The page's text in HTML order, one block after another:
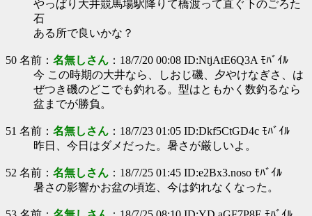
やっぱり大井競馬場駅降りて橋渡って直ぐ下のごろた
石
ある所で良いかな？
50 名前： 名無しさん ：18/7/20 00:08 ID:NtjAtE6Q3A ﾓﾊﾞｲﾙ
今 この時期の大井なら、しおじ磯、夕やけなぎさ、は
ぜつき磯のどこでも釣れる。型はともかく数釣るなら
盆までが勝負。
51 名前： 名無しさん ：18/7/23 01:05 ID:Dkf5CtGD4c ﾓﾊﾞｲﾙ
昨日、今日はダメだった。暑さが厳しいよ。
52 名前： 名無しさん ：18/7/25 01:45 ID:e2Bx3.noso ﾓﾊﾞｲﾙ
暑さの影響かお盆の頃迄、今は釣れなくなった。